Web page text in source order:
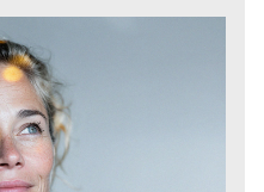
för att han hade viljan att